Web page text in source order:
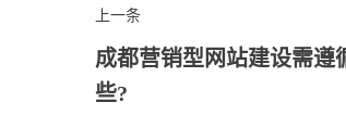
上一条
成都营销型网站建设需遵
些?